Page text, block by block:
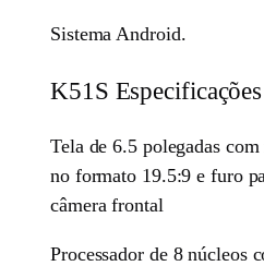
Sistema Android.
K51S Especificações
Tela de 6.5 polegadas
no formato 19.5:9 e furo
câmera frontal
Processador de 8 núcleos